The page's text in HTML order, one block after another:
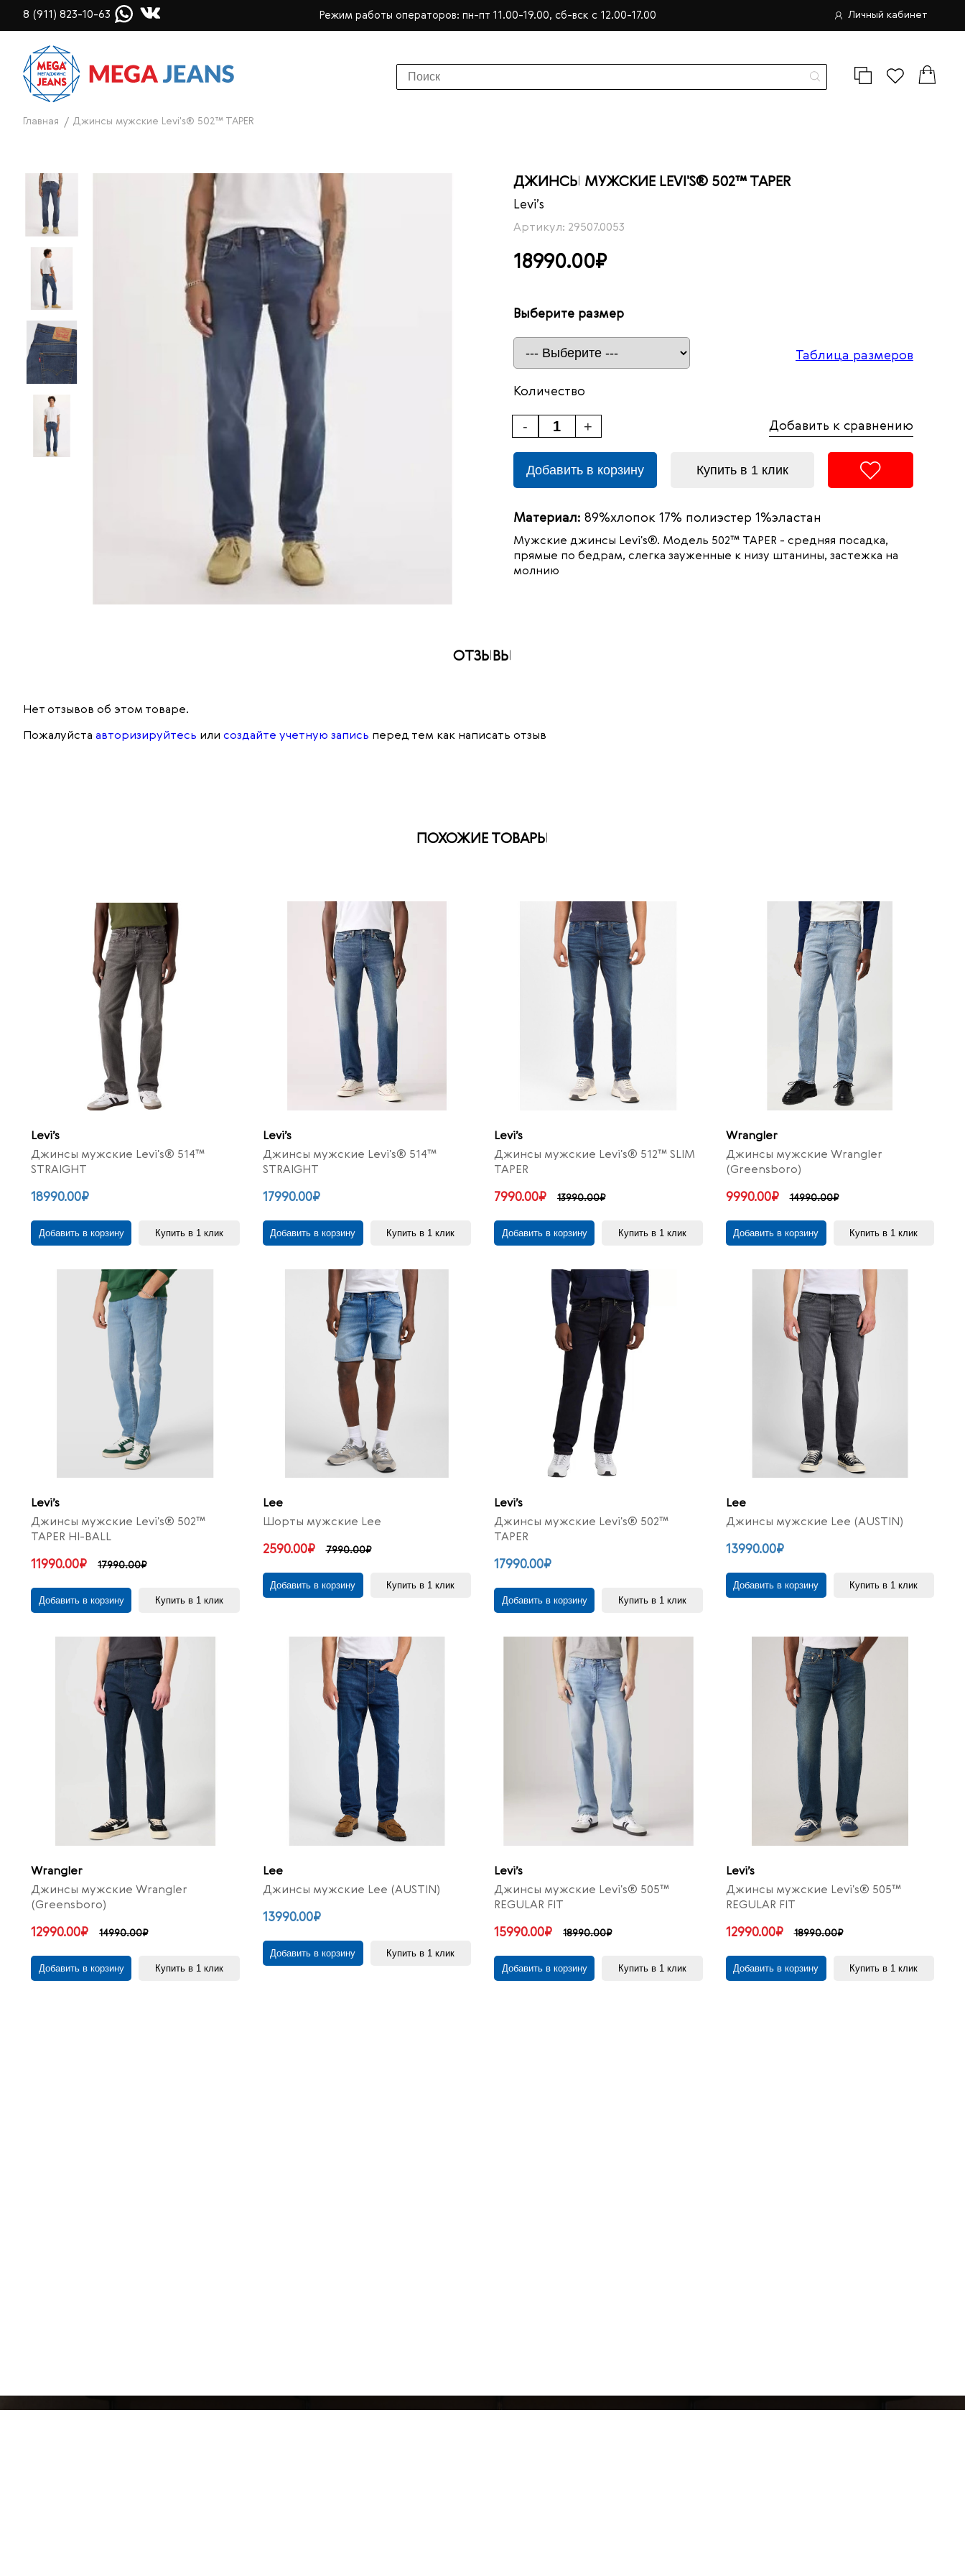
8 (911) 823-10-63 Режим работы операторов: пн-пт 11.00-19.00, сб-вск с 12.00-17.00 Личный кабинет
Главная Джинсы мужские Levi's® 502™ TAPER
ДЖИНСЫ МУЖСКИЕ LEVI'S® 502™ TAPER
Levi’s
Артикул: 29507.0053
18990.00₽
Выберите размер
Таблица размеров
Количество
+
- Добавить к сравнению
Добавить в корзину Купить в 1 клик
Материал: 89%хлопок 17% полиэстер 1%эластан
Мужские джинсы Levi's®. Модель 502™ TAPER - средняя посадка,
прямые по бедрам, слегка зауженные к низу штанины, застежка на
молнию
ОТЗЫВЫ
Нет отзывов об этом товаре.
Пожалуйста авторизируйтесь или создайте учетную запись перед тем как написать отзыв
ПОХОЖИЕ ТОВАРЫ
Levi’s
Джинсы мужские Levi's® 514™
STRAIGHT
18990.00₽
Добавить в корзину Купить в 1 клик
Levi’s
Джинсы мужские Levi's® 514™
STRAIGHT
17990.00₽
Добавить в корзину Купить в 1 клик
Levi’s
Джинсы мужские Levi's® 512™ SLIM
TAPER
7990.00₽ 13990.00₽
Добавить в корзину Купить в 1 клик
Wrangler
Джинсы мужские Wrangler
(Greensboro)
9990.00₽ 14990.00₽
Добавить в корзину Купить в 1 клик
Levi’s
Джинсы мужские Levi's® 502™
TAPER HI-BALL
11990.00₽ 17990.00₽
Добавить в корзину Купить в 1 клик
Lee
Шорты мужские Lee
2590.00₽ 7990.00₽
Добавить в корзину Купить в 1 клик
Levi’s
Джинсы мужские Levi's® 502™
TAPER
17990.00₽
Добавить в корзину Купить в 1 клик
Lee
Джинсы мужские Lee (AUSTIN)
13990.00₽
Добавить в корзину Купить в 1 клик
Wrangler
Джинсы мужские Wrangler
(Greensboro)
12990.00₽ 14990.00₽
Добавить в корзину Купить в 1 клик
Lee
Джинсы мужские Lee (AUSTIN)
13990.00₽
Добавить в корзину Купить в 1 клик
Levi’s
Джинсы мужские Levi's® 505™
REGULAR FIT
15990.00₽ 18990.00₽
Добавить в корзину Купить в 1 клик
Levi’s
Джинсы мужские Levi's® 505™
REGULAR FIT
12990.00₽ 18990.00₽
Добавить в корзину Купить в 1 клик